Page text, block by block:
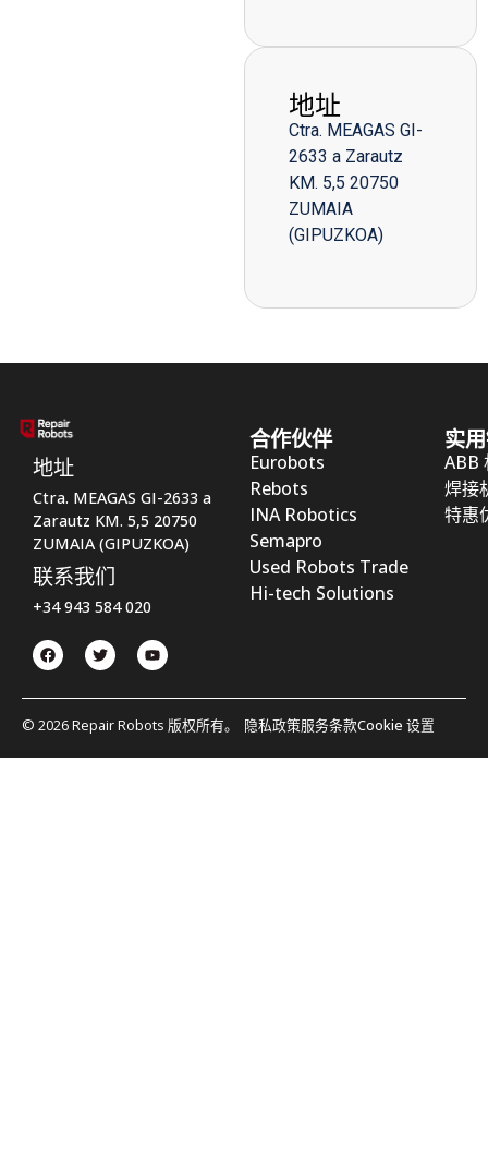
地址
Ctra. MEAGAS GI-
2633 a Zarautz
KM. 5,5 20750
ZUMAIA
(GIPUZKOA)
地址
Ctra. MEAGAS GI-2633 a
Zarautz KM. 5,5 20750
ZUMAIA (GIPUZKOA)
联系我们
+34 943 584 020
合作伙伴
Eurobots
Rebots
INA Robotics
Semapro
Used Robots Trade
Hi-tech Solutions
实
ABB
焊接
特惠
© 2026 Repair Robots 版权所有。 隐私政策服务条款Cookie 设置